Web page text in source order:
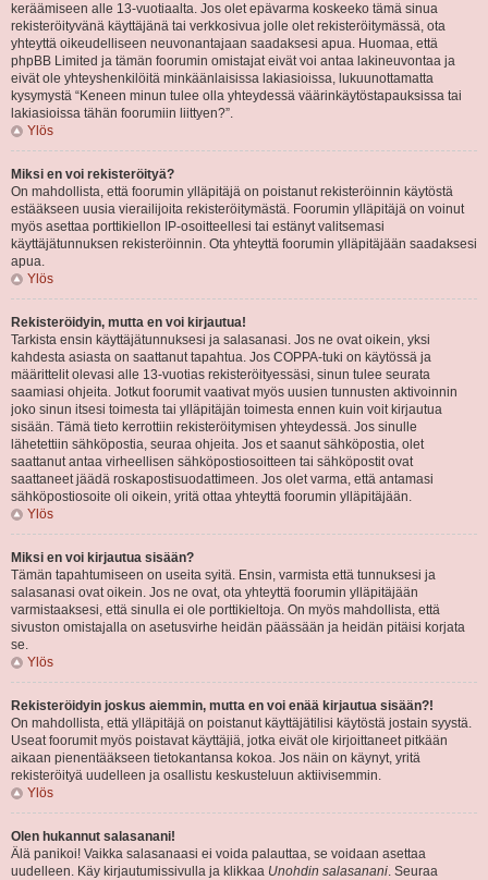
keräämiseen alle 13-vuotiaalta. Jos olet epävarma koskeeko tämä sinua
rekisteröityvänä käyttäjänä tai verkkosivua jolle olet rekisteröitymässä, ota
yhteyttä oikeudelliseen neuvonantajaan saadaksesi apua. Huomaa, että
phpBB Limited ja tämän foorumin omistajat eivät voi antaa lakineuvontaa ja
eivät ole yhteyshenkilöitä minkäänlaisissa lakiasioissa, lukuunottamatta
kysymystä “Keneen minun tulee olla yhteydessä väärinkäytöstapauksissa tai
lakiasioissa tähän foorumiin liittyen?”.
Ylös
Miksi en voi rekisteröityä?
On mahdollista, että foorumin ylläpitäjä on poistanut rekisteröinnin käytöstä
estääkseen uusia vierailijoita rekisteröitymästä. Foorumin ylläpitäjä on voinut
myös asettaa porttikiellon IP-osoitteellesi tai estänyt valitsemasi
käyttäjätunnuksen rekisteröinnin. Ota yhteyttä foorumin ylläpitäjään saadaksesi
apua.
Ylös
Rekisteröidyin, mutta en voi kirjautua!
Tarkista ensin käyttäjätunnuksesi ja salasanasi. Jos ne ovat oikein, yksi
kahdesta asiasta on saattanut tapahtua. Jos COPPA-tuki on käytössä ja
määrittelit olevasi alle 13-vuotias rekisteröityessäsi, sinun tulee seurata
saamiasi ohjeita. Jotkut foorumit vaativat myös uusien tunnusten aktivoinnin
joko sinun itsesi toimesta tai ylläpitäjän toimesta ennen kuin voit kirjautua
sisään. Tämä tieto kerrottiin rekisteröitymisen yhteydessä. Jos sinulle
lähetettiin sähköpostia, seuraa ohjeita. Jos et saanut sähköpostia, olet
saattanut antaa virheellisen sähköpostiosoitteen tai sähköpostit ovat
saattaneet jäädä roskapostisuodattimeen. Jos olet varma, että antamasi
sähköpostiosoite oli oikein, yritä ottaa yhteyttä foorumin ylläpitäjään.
Ylös
Miksi en voi kirjautua sisään?
Tämän tapahtumiseen on useita syitä. Ensin, varmista että tunnuksesi ja
salasanasi ovat oikein. Jos ne ovat, ota yhteyttä foorumin ylläpitäjään
varmistaaksesi, että sinulla ei ole porttikieltoja. On myös mahdollista, että
sivuston omistajalla on asetusvirhe heidän päässään ja heidän pitäisi korjata
se.
Ylös
Rekisteröidyin joskus aiemmin, mutta en voi enää kirjautua sisään?!
On mahdollista, että ylläpitäjä on poistanut käyttäjätilisi käytöstä jostain syystä.
Useat foorumit myös poistavat käyttäjiä, jotka eivät ole kirjoittaneet pitkään
aikaan pienentääkseen tietokantansa kokoa. Jos näin on käynyt, yritä
rekisteröityä uudelleen ja osallistu keskusteluun aktiivisemmin.
Ylös
Olen hukannut salasanani!
Älä panikoi! Vaikka salasanaasi ei voida palauttaa, se voidaan asettaa
uudelleen. Käy kirjautumissivulla ja klikkaa Unohdin salasanani. Seuraa